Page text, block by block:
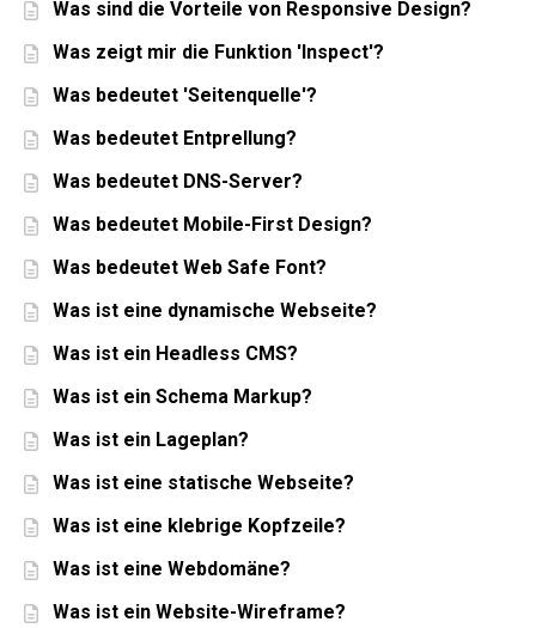
Was sind die Vorteile von Responsive Design?
Was zeigt mir die Funktion 'Inspect'?
Was bedeutet 'Seitenquelle'?
Was bedeutet Entprellung?
Was bedeutet DNS-Server?
Was bedeutet Mobile-First Design?
Was bedeutet Web Safe Font?
Was ist eine dynamische Webseite?
Was ist ein Headless CMS?
Was ist ein Schema Markup?
Was ist ein Lageplan?
Was ist eine statische Webseite?
Was ist eine klebrige Kopfzeile?
Was ist eine Webdomäne?
Was ist ein Website-Wireframe?